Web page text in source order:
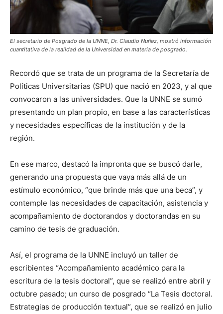
El secretario de Posgrado de la UNNE, Dr. Claudio Nuñez, mostró información
cuantitativa de la realidad de la Universidad en materia de posgrado.
Recordó que se trata de un programa de la Secretaría de
Políticas Universitarias (SPU) que nació en 2023, y al que
convocaron a las universidades. Que la UNNE se sumó
presentando un plan propio, en base a las características
y necesidades específicas de la institución y de la
región.
En ese marco, destacó la impronta que se buscó darle,
generando una propuesta que vaya más allá de un
estímulo económico, “que brinde más que una beca”, y
contemple las necesidades de capacitación, asistencia y
acompañamiento de doctorandos y doctorandas en su
camino de tesis de graduación.
Así, el programa de la UNNE incluyó un taller de
escribientes “Acompañamiento académico para la
escritura de la tesis doctoral”, que se realizó entre abril y
octubre pasado; un curso de posgrado “La Tesis doctoral.
Estrategias de producción textual”, que se realizó en julio